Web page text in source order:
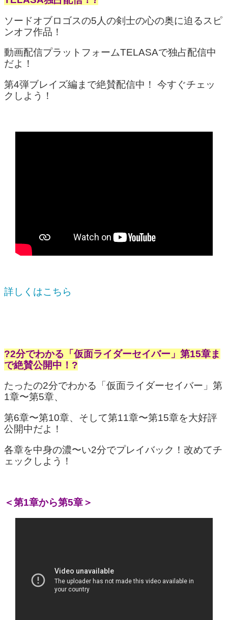
ソードオブロゴスの5人の剣士の心の奥に迫るスピ
ンオフ作品！
動画配信プラットフォームTELASAで独占配信中
だよ！
第4弾ブレイズ編まで絶賛配信中！ 今すぐチェッ
クしよう！
詳しくはこちら
?2分でわかる「仮面ライダーセイバー」第15章ま
で絶賛公開中！?
たったの2分でわかる「仮面ライダーセイバー」第
1章〜第5章、
第6章〜第10章、そして第11章〜第15章を大好評
公開中だよ！
各章を中身の濃〜い2分でプレイバック！改めてチ
ェックしよう！
＜第1章から第5章＞